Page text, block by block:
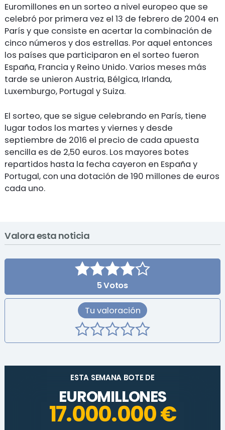
Euromillones en un sorteo a nivel europeo que se
celebró por primera vez el 13 de febrero de 2004 en
París y que consiste en acertar la combinación de
cinco números y dos estrellas. Por aquel entonces
los países que participaron en el sorteo fueron
España, Francia y Reino Unido. Varios meses más
tarde se unieron Austria, Bélgica, Irlanda,
Luxemburgo, Portugal y Suiza.
El sorteo, que se sigue celebrando en París, tiene
lugar todos los martes y viernes y desde
septiembre de 2016 el precio de cada apuesta
sencilla es de 2,50 euros. Los mayores botes
repartidos hasta la fecha cayeron en España y
Portugal, con una dotación de 190 millones de euros
cada uno.
Valora esta noticia
5Votos
Tu valoración
ESTA SEMANA BOTE DE
EUROMILLONES
17.000.000 €